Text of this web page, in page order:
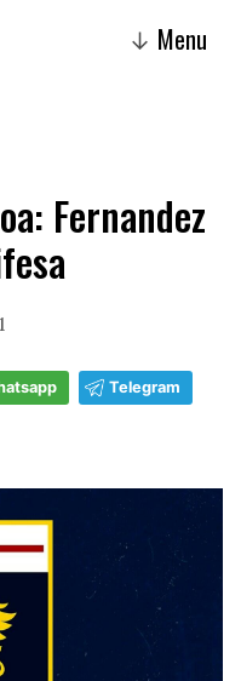
↓ Menu
Fernandez
Telegram